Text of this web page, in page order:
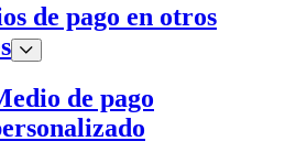
de pago en otros
de pago